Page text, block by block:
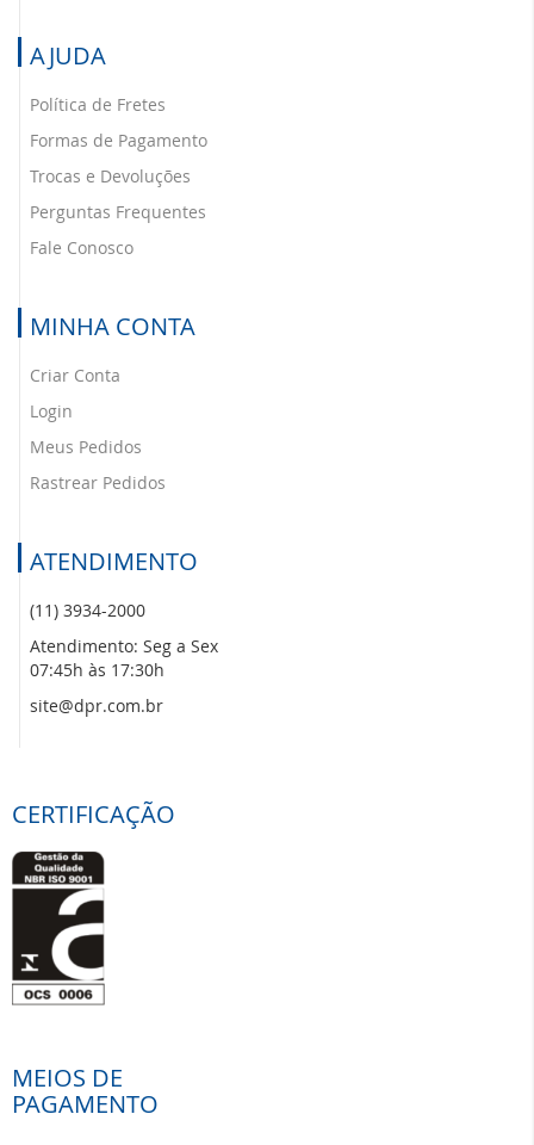
AJUDA
Política de Fretes
Formas de Pagamento
Trocas e Devoluções
Perguntas Frequentes
Fale Conosco
MINHA CONTA
Criar Conta
Login
Meus Pedidos
Rastrear Pedidos
ATENDIMENTO
(11) 3934-2000
Atendimento: Seg a Sex
07:45h às 17:30h
site@dpr.com.br
CERTIFICAÇÃO
MEIOS DE
PAGAMENTO